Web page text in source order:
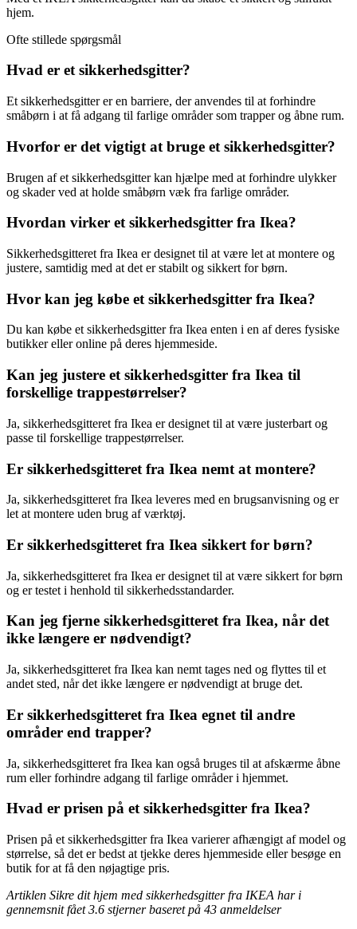
hjem.
Ofte stillede spørgsmål
Hvad er et sikkerhedsgitter?
Et sikkerhedsgitter er en barriere, der anvendes til at forhindre
småbørn i at få adgang til farlige områder som trapper og åbne rum.
Hvorfor er det vigtigt at bruge et sikkerhedsgitter?
Brugen af et sikkerhedsgitter kan hjælpe med at forhindre ulykker
og skader ved at holde småbørn væk fra farlige områder.
Hvordan virker et sikkerhedsgitter fra Ikea?
Sikkerhedsgitteret fra Ikea er designet til at være let at montere og
justere, samtidig med at det er stabilt og sikkert for børn.
Hvor kan jeg købe et sikkerhedsgitter fra Ikea?
Du kan købe et sikkerhedsgitter fra Ikea enten i en af deres fysiske
butikker eller online på deres hjemmeside.
Kan jeg justere et sikkerhedsgitter fra Ikea til
forskellige trappestørrelser?
Ja, sikkerhedsgitteret fra Ikea er designet til at være justerbart og
passe til forskellige trappestørrelser.
Er sikkerhedsgitteret fra Ikea nemt at montere?
Ja, sikkerhedsgitteret fra Ikea leveres med en brugsanvisning og er
let at montere uden brug af værktøj.
Er sikkerhedsgitteret fra Ikea sikkert for børn?
Ja, sikkerhedsgitteret fra Ikea er designet til at være sikkert for børn
og er testet i henhold til sikkerhedsstandarder.
Kan jeg fjerne sikkerhedsgitteret fra Ikea, når det
ikke længere er nødvendigt?
Ja, sikkerhedsgitteret fra Ikea kan nemt tages ned og flyttes til et
andet sted, når det ikke længere er nødvendigt at bruge det.
Er sikkerhedsgitteret fra Ikea egnet til andre
områder end trapper?
Ja, sikkerhedsgitteret fra Ikea kan også bruges til at afskærme åbne
rum eller forhindre adgang til farlige områder i hjemmet.
Hvad er prisen på et sikkerhedsgitter fra Ikea?
Prisen på et sikkerhedsgitter fra Ikea varierer afhængigt af model og
størrelse, så det er bedst at tjekke deres hjemmeside eller besøge en
butik for at få den nøjagtige pris.
Artiklen Sikre dit hjem med sikkerhedsgitter fra IKEA har i
gennemsnit fået3.6 stjerner baseret på 43 anmeldelser